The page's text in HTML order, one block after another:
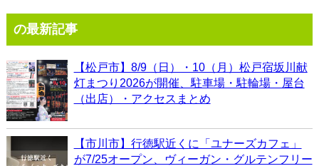
の最新記事
【松戸市】8/9（日）・10（月）松戸宿坂川献
灯まつり2026が開催、駐車場・駐輪場・屋台
（出店）・アクセスまとめ
【市川市】行徳駅近くに「ユナーズカフェ」
が7/25オープン、ヴィーガン・グルテンフリー